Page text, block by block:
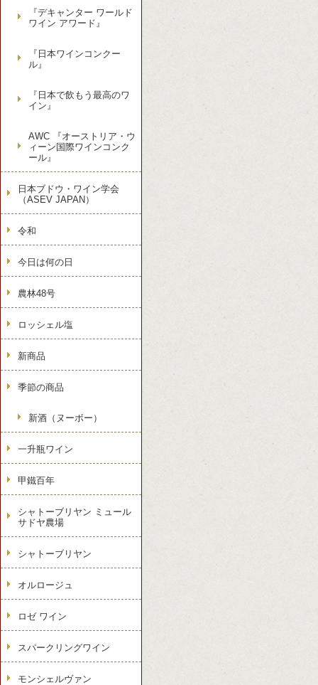
『デキャンター ワールド
ワイン アワード』
『日本ワインコンクー
ル』
『日本で飲もう最高のワ
イン』
AWC 『オーストリア・ウ
ィーン国際ワインコンク
ール』
日本ブドウ・ワイン学会
（ASEV JAPAN）
令和
今日は何の日
農林48号
ロッシェル塩
新商品
季節の商品
新酒（ヌーボー）
一升瓶ワイン
甲鐵百年
シャトーブリヤン ミュール
サドヤ農場
シャトーブリヤン
オルロージュ
ロゼ ワイン
スパークリングワイン
モンシェルヴァン